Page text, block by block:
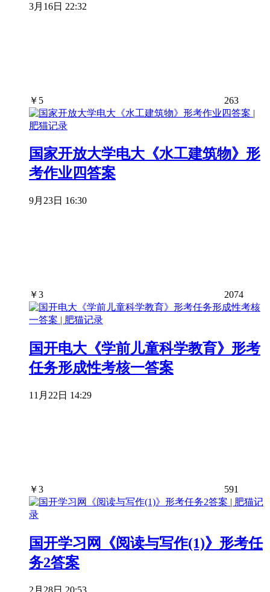
3月16日 22:32
￥ 5 263
国家开放大学电大《水工建筑物》形
考作业四答案
9月23日 16:30
￥3 2074
国开电大《学前儿童科学教育》形考
任务形成性考核一答案
11月22日 14:29
￥3 591
国开学习网《阅读与写作(1)》形考任
务2答案
2月28日 20:53